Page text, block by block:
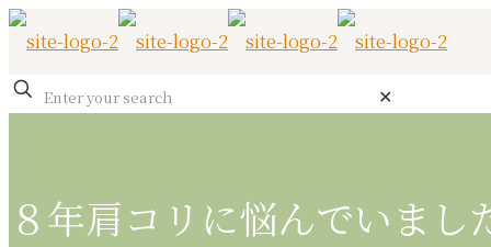
✕
８年肩コリに悩んでいまし